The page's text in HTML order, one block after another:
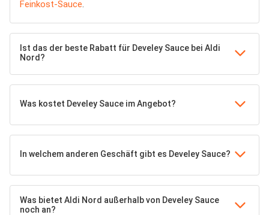
Feinkost-Sauce.
Ist das der beste Rabatt für Develey Sauce bei Aldi
Nord?
Was kostet Develey Sauce im Angebot?
In welchem anderen Geschäft gibt es Develey Sauce?
Was bietet Aldi Nord außerhalb von Develey Sauce
noch an?